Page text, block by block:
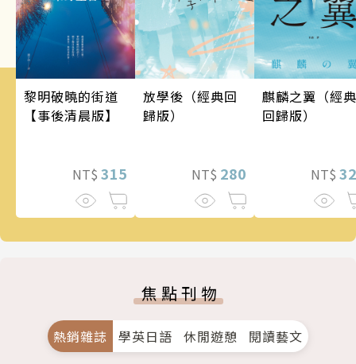
黎明破曉的街道
【事後清晨版】
NT$ 315
放學後（經典回
歸版）
NT$ 280
麒麟之翼（經典
回歸版）
NT$
焦點刊物
熱銷雜誌 學英日語 休閒遊憩 閱讀藝文